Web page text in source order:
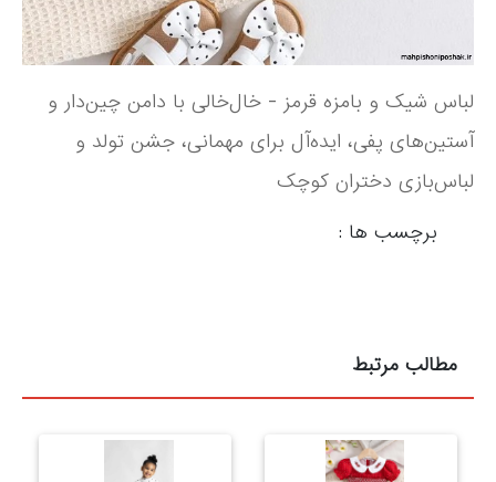
لباس شیک و بامزه قرمز - خال‌خالی با دامن چین‌دار و
آستین‌های پفی، ایده‌آل برای مهمانی، جشن تولد و
لباس‌بازی دختران کوچک
برچسب ها :
مطالب مرتبط